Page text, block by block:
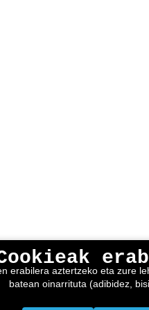
erabilera aztertzeko eta zure
batean oinarrituta (adibidez,